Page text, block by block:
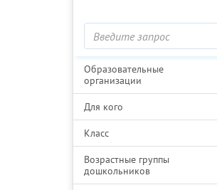
Образовательные
организации
Для кого
Класс
Возрастные группы
дошкольников